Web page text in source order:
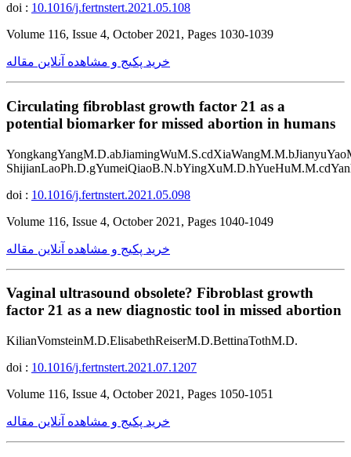
doi : 10.1016/j.fertnstert.2021.05.108
Volume 116, Issue 4, October 2021, Pages 1030-1039
خرید پکیج و مشاهده آنلاین مقاله
Circulating fibroblast growth factor 21 as a
potential biomarker for missed abortion in humans
doi : 10.1016/j.fertnstert.2021.05.098
Volume 116, Issue 4, October 2021, Pages 1040-1049
خرید پکیج و مشاهده آنلاین مقاله
Vaginal ultrasound obsolete? Fibroblast growth
factor 21 as a new diagnostic tool in missed abortion
KilianVomsteinM.D.ElisabethReiserM.D.BettinaTothM.D.
doi : 10.1016/j.fertnstert.2021.07.1207
Volume 116, Issue 4, October 2021, Pages 1050-1051
خرید پکیج و مشاهده آنلاین مقاله